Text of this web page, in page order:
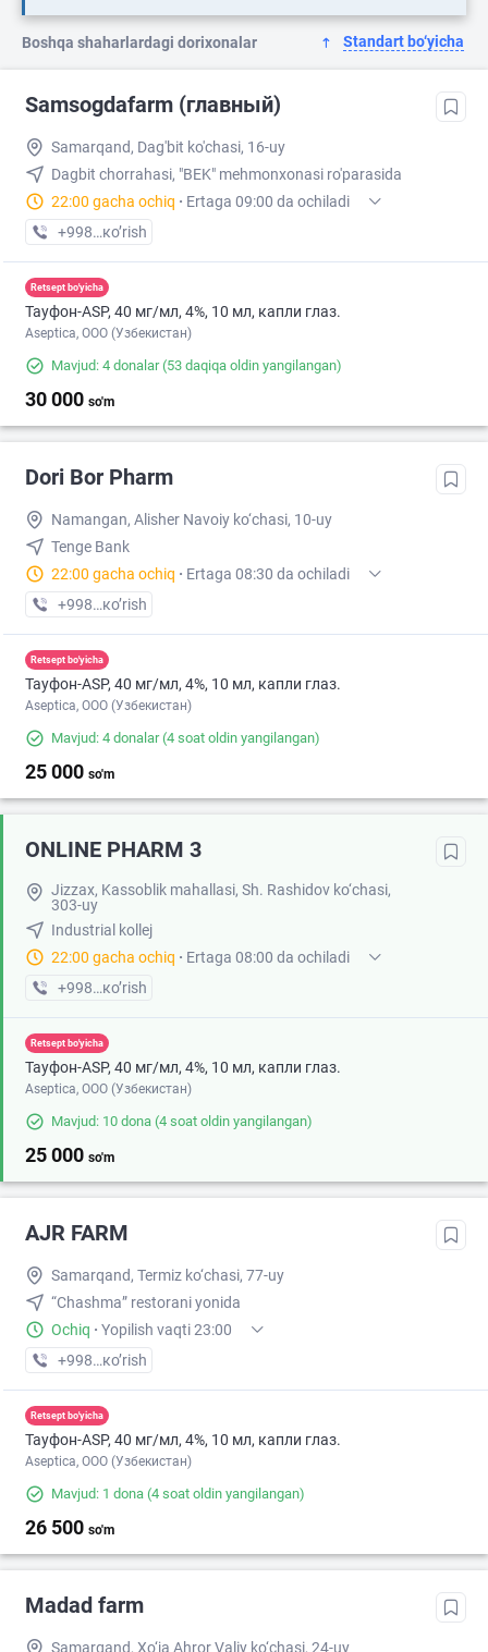
Boshqa shaharlardagi dorixonalar Standart bo‘yicha
Samsogdafarm (главный)
Samarqand, Dag'bit ko'chasi, 16-uy
Dagbit chorrahasi, "BEK" mehmonxonasi ro'parasida
22:00 gacha ochiq · Ertaga 09:00 da ochiladi
+998 (98) XXX-XX-XX
кo’rish
Retsept bo'yicha
Тауфон-ASP, 40 мг/мл, 4%, 10 мл, капли глаз.
Aseptica, ООО (Узбекистан)
Mavjud: 4 donalar(53 daqiqa oldin yangilangan)
30 000 so'm
Dori Bor Pharm
Namangan, Alisher Navoiy ko‘chasi, 10-uy
Tenge Bank
22:00 gacha ochiq · Ertaga 08:30 da ochiladi
+998 (99) XXX-XX-XX
кo’rish
Retsept bo'yicha
Тауфон-ASP, 40 мг/мл, 4%, 10 мл, капли глаз.
Aseptica, ООО (Узбекистан)
Mavjud: 4 donalar(4 soat oldin yangilangan)
25 000 so'm
ONLINE PHARM 3
Jizzax, Kassoblik mahallasi, Sh. Rashidov ko‘chasi,
303-uy
Industrial kollej
22:00 gacha ochiq · Ertaga 08:00 da ochiladi
+998 (88) XXX-XX-XX
кo’rish
Retsept bo'yicha
Тауфон-ASP, 40 мг/мл, 4%, 10 мл, капли глаз.
Aseptica, ООО (Узбекистан)
Mavjud: 10 dona (4 soat oldin yangilangan)
25 000 so'm
AJR FARM
Samarqand, Termiz ko‘chasi, 77-uy
“Chashma” restorani yonida
Ochiq · Yopilish vaqti 23:00
+998 (77) XXX-XX-XX
кo’rish
Retsept bo'yicha
Тауфон-ASP, 40 мг/мл, 4%, 10 мл, капли глаз.
Aseptica, ООО (Узбекистан)
Mavjud: 1 dona (4 soat oldin yangilangan)
26 500 so'm
Madad farm
Samarqand, Xo‘ja Ahror Valiy ko‘chasi, 24-uy